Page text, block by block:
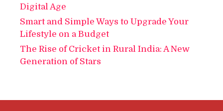
Digital Age
Smart and Simple Ways to Upgrade Your
Lifestyle on a Budget
The Rise of Cricket in Rural India: A New
Generation of Stars